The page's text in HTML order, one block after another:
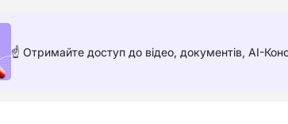
☝️ Отримайте доступ до відео, документів, AI-